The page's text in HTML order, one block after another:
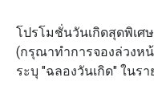
โปรโมชั่นวันเกิดสุดพิเศ
(กรุณาทำการจองล่วงห
ระบุ "ฉลองวันเกิด" ในร